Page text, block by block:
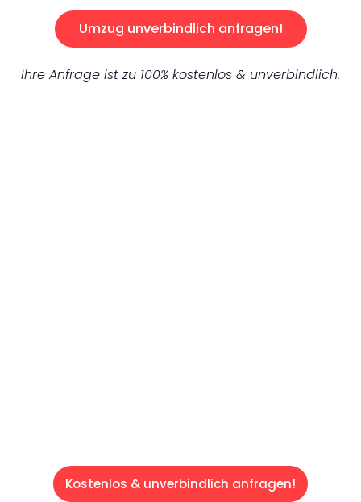
Umzug unverbindlich anfragen!
Ihre Anfrage ist zu 100% kostenlos & unverbindlich.
Kostenlos & unverbindlich anfragen!